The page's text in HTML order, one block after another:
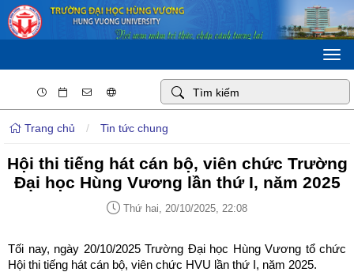
Trang chủ / Tin tức chung
Hội thi tiếng hát cán bộ, viên chức Trường
Đại học Hùng Vương lần thứ I, năm 2025
Thứ hai, 20/10/2025, 22:08
Tối nay, ngày 20/10/2025 Trường Đại học Hùng Vương tổ chức
Hội thi tiếng hát cán bộ, viên chức HVU lần thứ I, năm 2025.